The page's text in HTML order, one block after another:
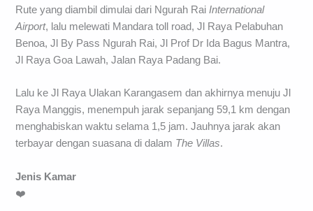
Rute yang diambil dimulai dari Ngurah Rai International
Airport, lalu melewati Mandara toll road, Jl Raya Pelabuhan
Benoa, Jl By Pass Ngurah Rai, Jl Prof Dr Ida Bagus Mantra,
Jl Raya Goa Lawah, Jalan Raya Padang Bai.
Lalu ke Jl Raya Ulakan Karangasem dan akhirnya menuju Jl
Raya Manggis, menempuh jarak sepanjang 59,1 km dengan
menghabiskan waktu selama 1,5 jam. Jauhnya jarak akan
terbayar dengan suasana di dalam The Villas.
Jenis Kamar
❤️